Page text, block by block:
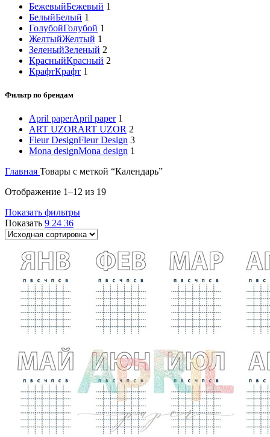
БежевыйБежевый 1
БелыйБелый 1
ГолубойГолубой 1
ЖелтыйЖелтый 1
ЗеленыйЗеленый 2
КрасныйКрасный 2
КрафтКрафт 1
Фильтр по брендам
April paperApril paper 1
ART UZORART UZOR 2
Fleur DesignFleur Design 3
Mona designMona design 1
Главная Товары с меткой “Календарь”
Отображение 1–12 из 19
Показать фильтры
Показать 9 24 36